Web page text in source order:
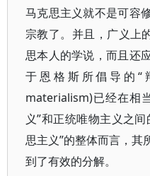
马克思主义就不是可容
宗教了。并且，广义上
思本人的学说，而且还
于恩格斯所倡导的“
materialism)已经在相
义”和正统唯物主义之
思主义”的整体而言，其
到了有效的分解。